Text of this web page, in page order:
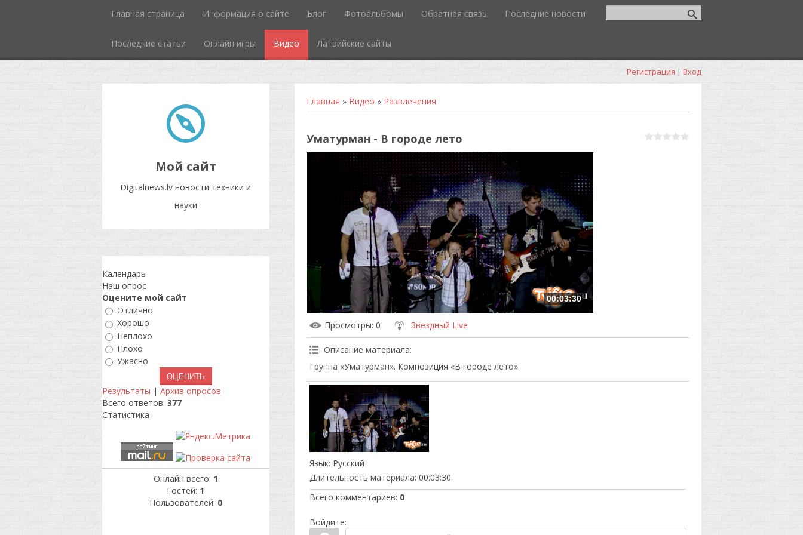
Главная страница Информация о сайте Блог Фотоальбомы Обратная связь Последние новости
Последние статьи Онлайн игры Видео Латвийские сайты
Регистрация | Вход
Мой сайт
Digitalnews.lv новости техники и
науки
Главная » Видео » Развлечения
Уматурман - В городе лето
00:03:30
Просмотры: 0 Звездный Live
Описание материала:
Группа «Уматурман». Композиция «В городе лето».
Язык: Русский
Длительность материала: 00:03:30
Всего комментариев: 0
Войдите:
Календарь
Наш опрос
Оцените мой сайт
Отлично
Хорошо
Неплохо
Плохо
Ужасно
Результаты | Архив опросов
Всего ответов: 377
Статистика
Онлайн всего: 1
Гостей: 1
Пользователей: 0